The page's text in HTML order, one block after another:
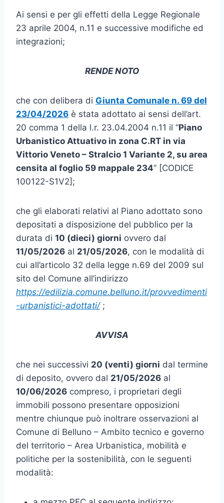
Ai sensi e per gli effetti della Legge Regionale
23 aprile 2004, n.11 e successive modifiche ed
integrazioni;
RENDE NOTO
che con delibera di Giunta Comunale n. 69 del
23/04/2026 è stata adottato ai sensi dell’art.
20 comma 1 della l.r. 23.04.2004 n.11 il “Piano
Urbanistico Attuativo in zona C.RT in via
Vittorio Veneto – Stralcio 1 Variante 2, su area
censita al foglio 59 mappale 234” [CODICE
100122-S1V2];
che gli elaborati relativi al Piano adottato sono
depositati a disposizione del pubblico per la
durata di 10 (dieci) giorni ovvero dal
11/05/2026 al 21/05/2026, con le modalità di
cui all’articolo 32 della legge n.69 del 2009 sul
sito del Comune all’indirizzo
https://edilizia.comune.belluno.it/provvedimenti
-urbanistici-adottati/;
AVVISA
che nei successivi 20 (venti) giorni dal termine
di deposito, ovvero dal 21/05/2026 al
10/06/2026 compreso, i proprietari degli
immobili possono presentare opposizioni
mentre chiunque può inoltrare osservazioni al
Comune di Belluno – Ambito tecnico e governo
del territorio – Area Urbanistica, mobilità e
politiche per la sostenibilità, con le seguenti
modalità: